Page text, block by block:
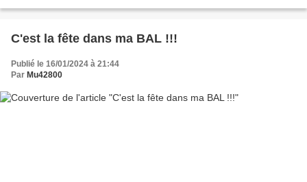
C'est la fête dans ma BAL !!!
Publié le 16/01/2024 à 21:44
Par Mu42800